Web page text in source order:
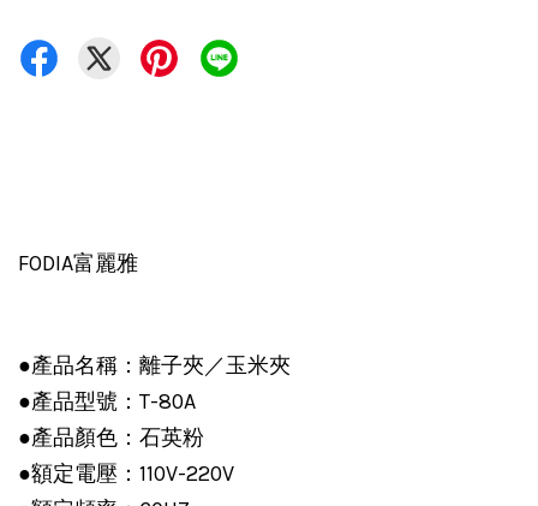
FODIA富麗雅
●產品名稱：離子夾／玉米夾
●產品型號：T-80A
●產品顏色：石英粉
●額定電壓：110V-220V